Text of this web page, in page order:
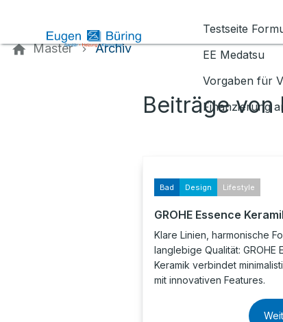
Testseite
EE Medatsu
Vorgaben für
Finanzierung
Master Archiv
Beiträge von
Bad Design Lifestyle
GROHE Essence
Klare Linien, harmonische
langlebige Qualität: GROHE
Keramik verbindet
mit innovativen Features.